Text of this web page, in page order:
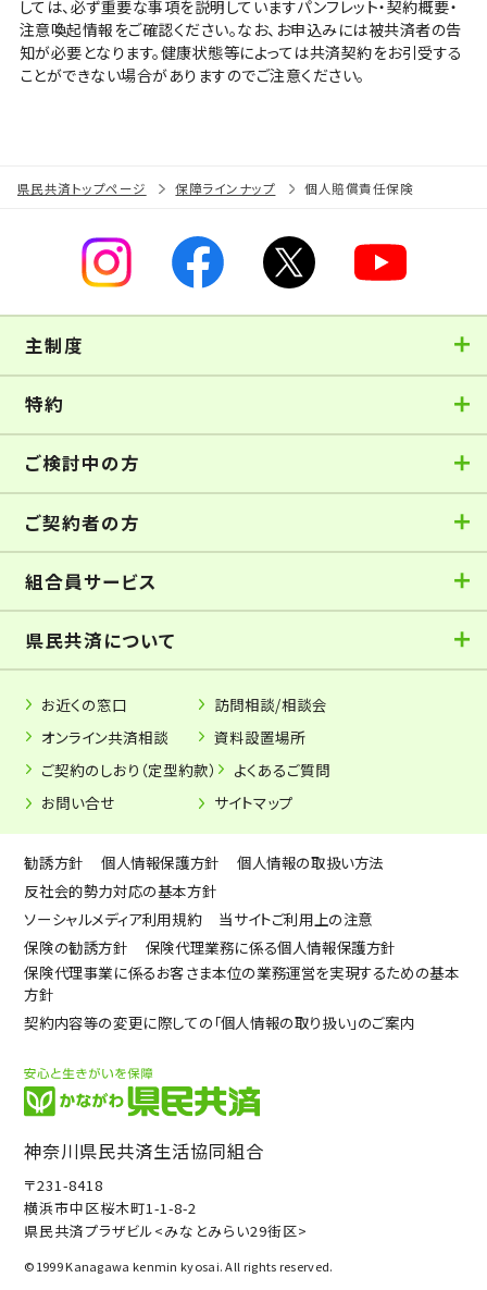
しては、必ず重要な事項を説明していますパンフレット・契約概要・
注意喚起情報をご確認ください。なお、お申込みには被共済者の告
知が必要となります。健康状態等によっては共済契約をお引受する
ことができない場合がありますのでご注意ください。
県民共済トップページ 保障ラインナップ 個人賠償責任保険
主制度
特約
ご検討中の方
ご契約者の方
組合員サービス
県民共済について
お近くの窓口
訪問相談/相談会
オンライン共済相談
資料設置場所
ご契約のしおり（定型約款）
よくあるご質問
お問い合せ
サイトマップ
勧誘方針 個人情報保護方針
個人情報の取扱い方法
反社会的勢力対応の基本方針
ソーシャルメディア利用規約
当サイトご利用上の注意
保険の勧誘方針
保険代理業務に係る個人情報保護方針
保険代理事業に係るお客さま本位の業務運営を実現するための基本
方針
契約内容等の変更に際しての「個人情報の取り扱い」のご案内
神奈川県民共済生活協同組合
〒231-8418
横浜市中区桜木町1-1-8-2
県民共済プラザビル<みなとみらい29街区>
©1999 Kanagawa kenmin kyosai. All rights reserved.